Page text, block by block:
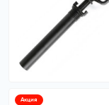
Акция